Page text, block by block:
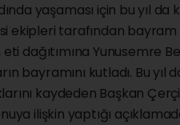
yaşaması için bu yıl da
ekipleri tarafından
dağıtımına Yunusemre
bayramını kutladı. Bu
kaydeden Başkan
ilişkin yaptığı